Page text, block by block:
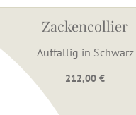
Zackencollier
Auffällig in Schwarz
212,00 €